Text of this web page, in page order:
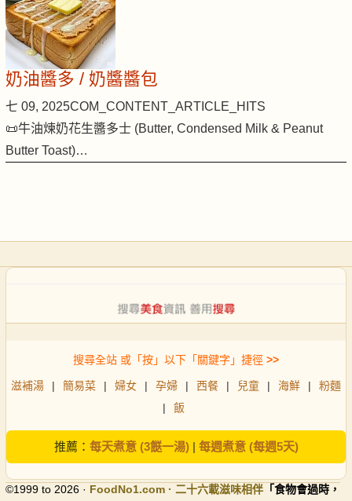
奶油醬多 / 奶醬醬包
七 09, 2025COM_CONTENT_ARTICLE_HITS
📜牛油煉奶花生醬多士 (Butter, Condensed Milk & Peanut
Butter Toast)…
搜尋全站 或「按」以下「關鍵字」捷徑 >>
滋補湯 | 簡易菜 | 婦女 | 孕婦 | 西餐 | 兒童 | 海鮮 |
粉麵
|
飯
推薦： 每天煮意 (3餸一湯)| 每週煮意 (每週5天)
©1999 to 2026 · FoodNo1.com · 二十六載滋味相伴 「食物會過時，